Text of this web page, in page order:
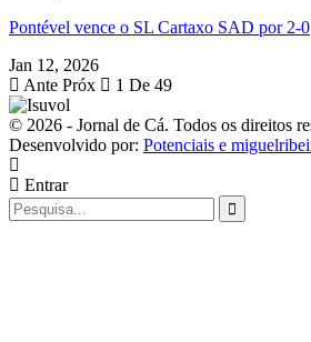
Pontével vence o SL Cartaxo SAD por 2-0
Jan 12, 2026
Ante Próx 1 De 49
© 2026 - Jornal de Cá. Todos os direitos
Desenvolvido por: Potenciais e
Entrar